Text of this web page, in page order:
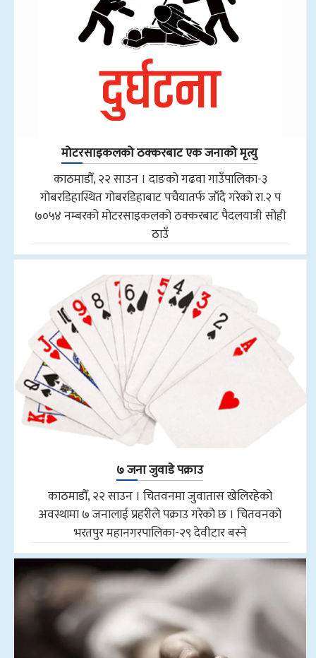
मोटरसाइकलको ठक्करबाट एक जनाको मृत्यु
काठमाडौँ, २२ साउन । दाङको गढवा गाउँपालिका-३
गोबरडिहास्थित गोबरडिहाबाट पचैयातर्फ जाँदै गरेको रा.२ प
७०५४ नम्बरको मोटरसाइकलको ठक्करबाट पैदलयात्री सोही
ठाउँ
७ जना जुवाडे पक्राउ
काठमाडौँ, २२ साउन । चितवनमा जुवातास खेलिरहेको
अवस्थामा ७ जनालाई प्रहरीले पक्राउ गरेको छ । चितवनको
भरतपुर महानगरपालिका-२९ देवीटार बस्ने